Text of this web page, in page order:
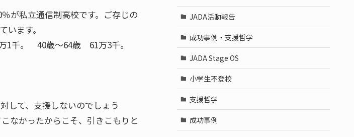
が私立通信制高校です。ご存じの
ます。
1千。 40歳〜64歳 61万3千。
して、支援しないのでしょう
なかったからこそ、引きこもりと
JADA活動報告
成功事例・支援哲学
JADA Stage OS
小学生不登校
支援哲学
成功事例